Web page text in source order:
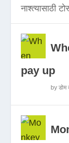
नाश्त्यासाठी
pay up
byडोम